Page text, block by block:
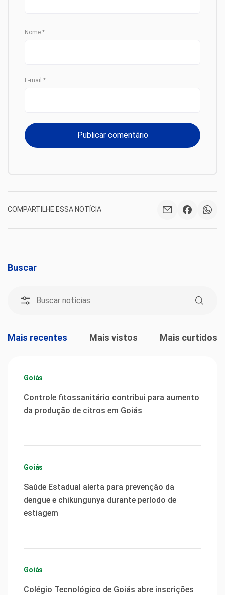
Nome *
E-mail *
COMPARTILHE ESSA NOTÍCIA
Buscar
Mais recentes Mais vistos Mais curtidos
Goiás
Controle fitossanitário contribui para aumento
da produção de citros em Goiás
Goiás
Saúde Estadual alerta para prevenção da
dengue e chikungunya durante período de
estiagem
Goiás
Colégio Tecnológico de Goiás abre inscrições